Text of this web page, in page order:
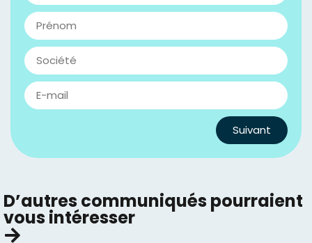
Suivant
D’autres communiqués pourraient
vous intéresser​